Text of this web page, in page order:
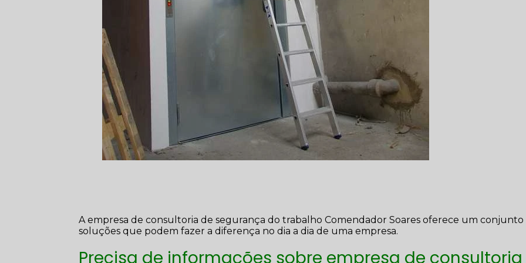
A empresa de consultoria de segurança do trabalho Comendador Soares oferece um conjunto
soluções que podem fazer a diferença no dia a dia de uma empresa.
Precisa de informações sobre empresa de consultoria